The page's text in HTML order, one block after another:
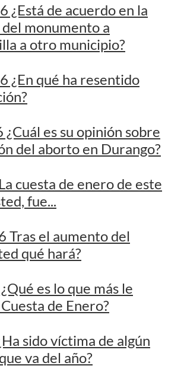
¿Está de acuerdo en la
monumento a
a otro municipio?
¿En qué ha resentido
es su opinión sobre
del aborto en Durango?
cuesta de enero de este
fue...
Tras el aumento del
qué hará?
es lo que más le
de Enero?
sido víctima de algún
va del año?